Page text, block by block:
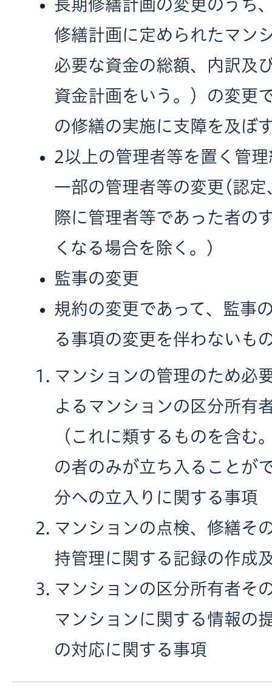
長期修繕計画の変更のうち
修繕計画に定められたマン
必要な資金の総額、内訳及
資金計画をいう。）の変更
の修繕の実施に支障を及ぼ
2以上の管理者等を置く管
一部の管理者等の変更(認
際に管理者等であった者の
くなる場合を除く。)
監事の変更
規約の変更であって、監事
る事項の変更を伴わないも
マンションの管理のため必
よるマンションの区分所有
（これに類するものを含む
の者のみが立ち入ることが
分への立入りに関する事項
マンションの点検、修繕そ
持管理に関する記録の作成
マンションの区分所有者そ
マンションに関する情報の
の対応に関する事項